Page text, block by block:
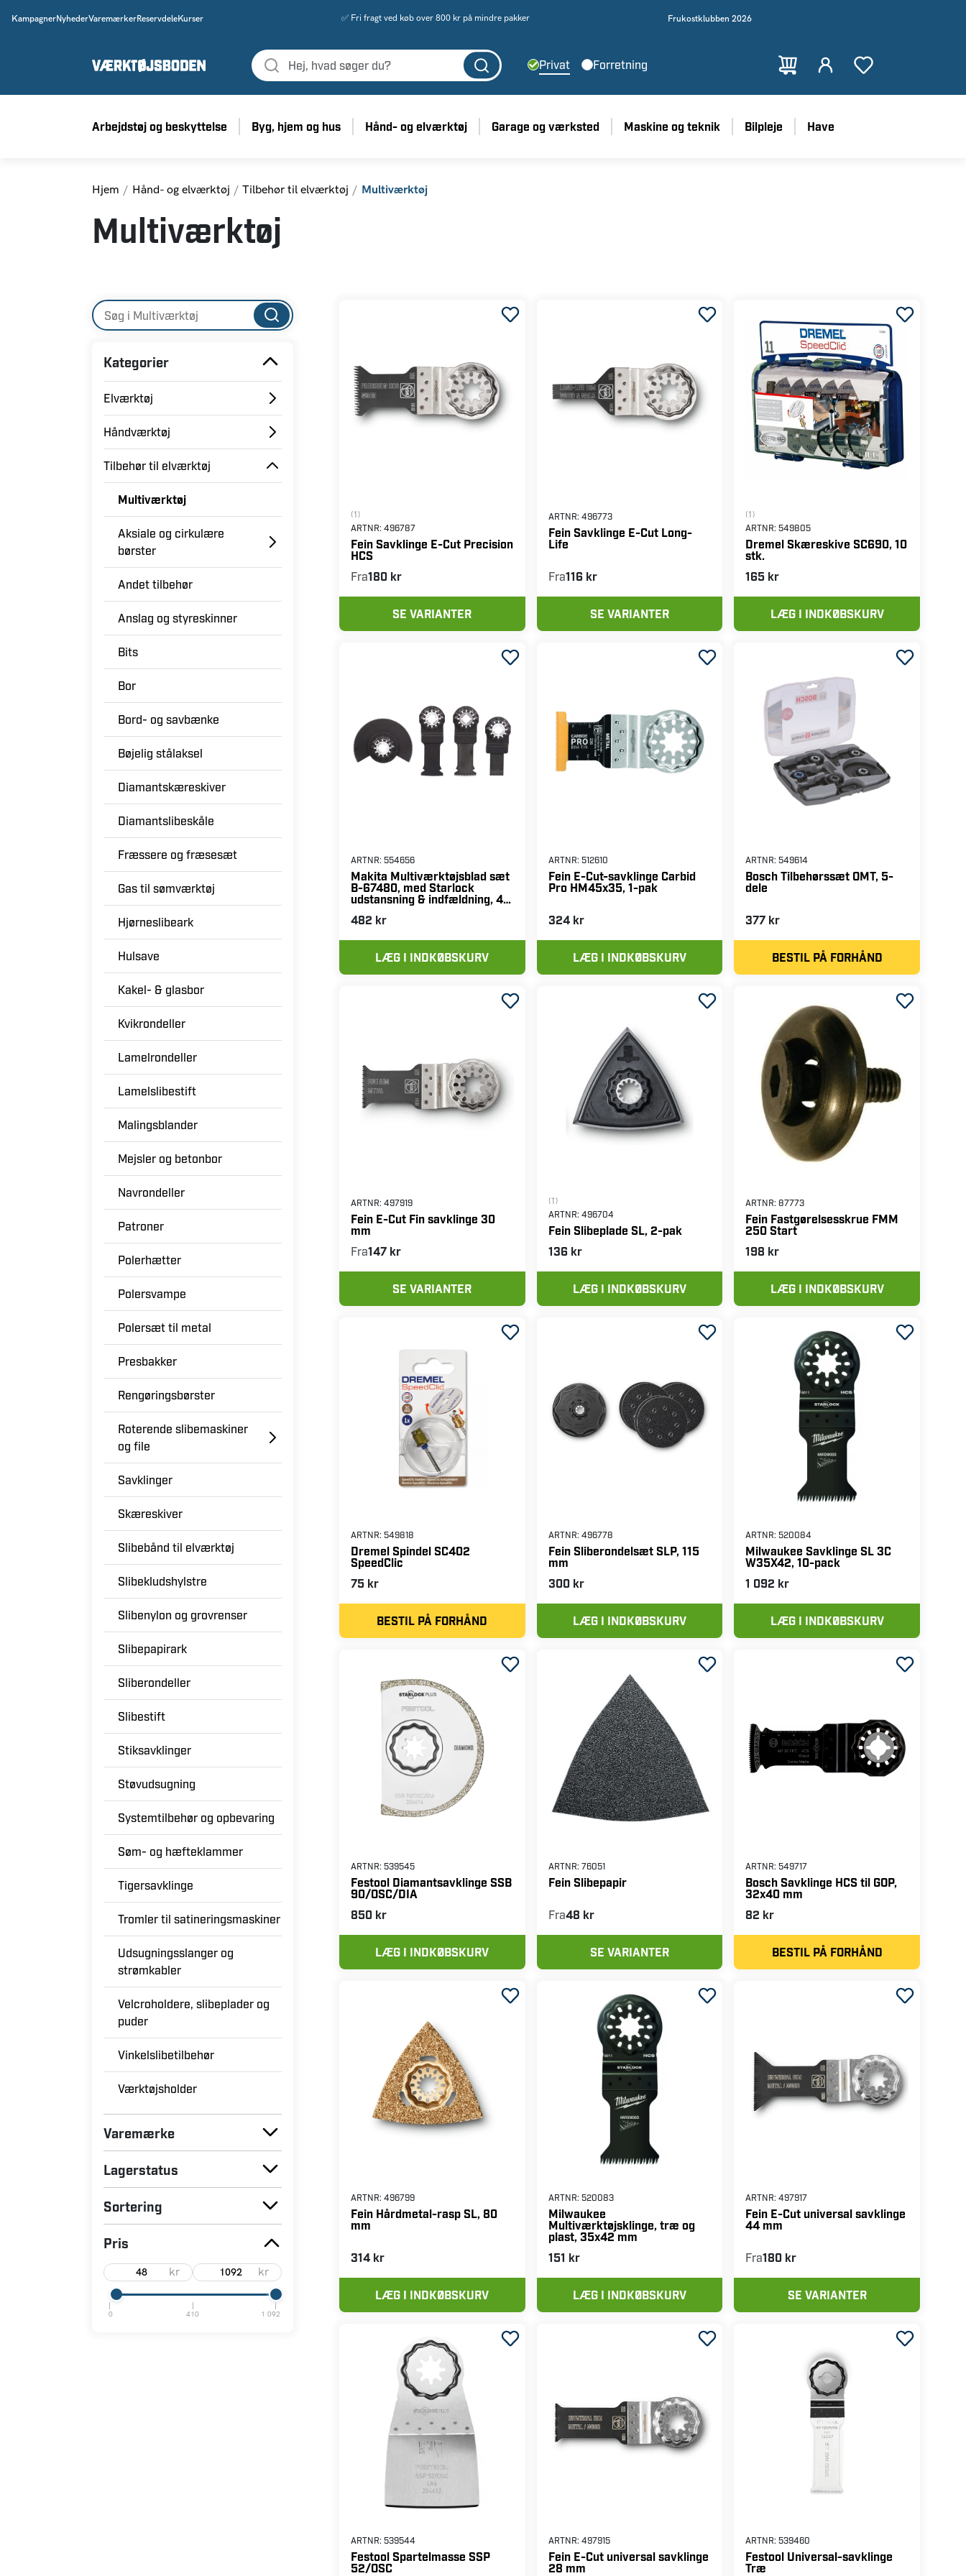
KampagnerNyhederVaremærkerReservdeleKurser ✅ Fri fragt ved køb over 800 kr på mindre pakker Frukostklubben 2026
Privat Forretning
Arbejdstøj og beskyttelse Byg, hjem og hus Hånd- og elværktøj Garage og værksted Maskine og teknik Bilpleje Have
Hjem Hånd- og elværktøj Tilbehør til elværktøj Multiværktøj
Multiværktøj
Kategorier
Elværktøj
Håndværktøj
Tilbehør til elværktøj
Multiværktøj
Aksiale og cirkulære
børster
Andet tilbehør
Anslag og styreskinner
Bits
Bor
Bord- og savbænke
Bøjelig stålaksel
Diamantskæreskiver
Diamantslibeskåle
Fræssere og fræsesæt
Gas til sømværktøj
Hjørneslibeark
Hulsave
Kakel- & glasbor
Kvikrondeller
Lamelrondeller
Lamelslibestift
Malingsblander
Mejsler og betonbor
Navrondeller
Patroner
Polerhætter
Polersvampe
Polersæt til metal
Presbakker
Rengøringsbørster
Roterende slibemaskiner
og file
Savklinger
Skæreskiver
Slibebånd til elværktøj
Slibekludshylstre
Slibenylon og grovrenser
Slibepapirark
Sliberondeller
Slibestift
Stiksavklinger
Støvudsugning
Systemtilbehør og opbevaring
Søm- og hæfteklammer
Tigersavklinge
Tromler til satineringsmaskiner
Udsugningsslanger og
strømkabler
Velcroholdere, slibeplader og
puder
Vinkelslibetilbehør
Værktøjsholder
Varemærke
Lagerstatus
Sortering
Pris
kr kr
0 410 1 092
(1)
ARTNR: 496787
Fein Savklinge E-Cut Precision
HCS
Fra180 kr
SE VARIANTER
ARTNR: 496773
Fein Savklinge E-Cut Long-
Life
Fra116 kr
SE VARIANTER
(1)
ARTNR:549805
Dremel Skæreskive SC690, 10
stk.
165 kr
LÆG I INDKØBSKURV
ARTNR: 554656
Makita Multiværktøjsblad sæt
B-67480, med Starlock
udstansning & indfældning, 4
482 kr
LÆG I INDKØBSKURV
ARTNR: 512610
Fein E-Cut-savklinge Carbid
Pro HM45x35, 1-pak
324 kr
LÆG I INDKØBSKURV
ARTNR:549614
Bosch Tilbehørssæt OMT, 5-
dele
377 kr
BESTIL PÅ FORHÅND
ARTNR: 497919
Fein E-Cut Fin savklinge 30
mm
Fra147 kr
SE VARIANTER
(1)
ARTNR: 496704
Fein Slibeplade SL, 2-pak
136 kr
LÆG I INDKØBSKURV
ARTNR:87773
Fein Fastgørelsesskrue FMM
250 Start
198 kr
LÆG I INDKØBSKURV
ARTNR: 549818
Dremel Spindel SC402
SpeedClic
75 kr
BESTIL PÅ FORHÅND
ARTNR: 496778
Fein Sliberondelsæt SLP, 115
mm
300 kr
LÆG I INDKØBSKURV
ARTNR:520084
Milwaukee Savklinge SL 3C
W35X42, 10-pack
1 092 kr
LÆG I INDKØBSKURV
ARTNR: 539545
Festool Diamantsavklinge SSB
90/OSC/DIA
850 kr
LÆG I INDKØBSKURV
ARTNR: 76051
Fein Slibepapir
Fra48 kr
SE VARIANTER
ARTNR:549717
Bosch Savklinge HCS til GOP,
32x40 mm
82 kr
BESTIL PÅ FORHÅND
ARTNR: 496799
Fein Hårdmetal-rasp SL, 80
mm
314 kr
LÆG I INDKØBSKURV
ARTNR: 520083
Milwaukee
Multiværktøjsklinge, træ og
plast, 35x42 mm
151 kr
LÆG I INDKØBSKURV
ARTNR:497917
Fein E-Cut universal savklinge
44 mm
Fra180 kr
SE VARIANTER
ARTNR: 539544
Festool Spartelmasse SSP
52/OSC
ARTNR: 497915
Fein E-Cut universal savklinge
28 mm
ARTNR:539460
Festool Universal-savklinge
Træ